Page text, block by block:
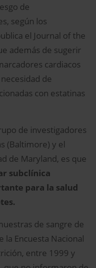
de
según los
el Journal of the
además de sugerir
cardiacos
de
con estatinas
de investigadores
(Baltimore) y el
de Maryland, es que
subclínica
para la salud
de sangre de
la Encuesta Nacional
entre 1999 y